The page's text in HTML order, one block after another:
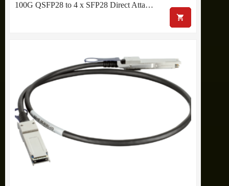
100G QSFP28 to 4 x SFP28 Direct Atta…